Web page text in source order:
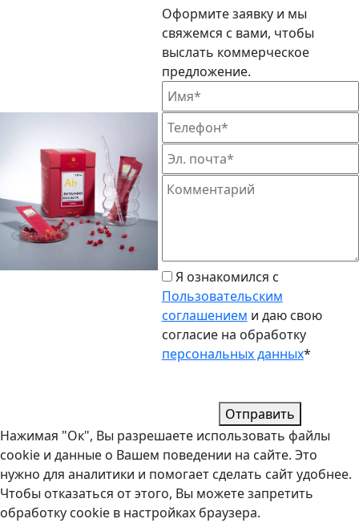
Оформите заявку и мы
свяжемся с вами, чтобы
выслать коммерческое
предложение.
Я ознакомился с
Пользовательским
соглашением и даю свою
согласие на обработку
персональных данных*
Отправить
Нажимая "Ок", Вы разрешаете использовать файлы
cookie и данные о Вашем поведении на сайте. Это
нужно для аналитики и помогает сделать сайт удобнее.
Чтобы отказаться от этого, Вы можете запретить
обработку cookie в настройках браузера.